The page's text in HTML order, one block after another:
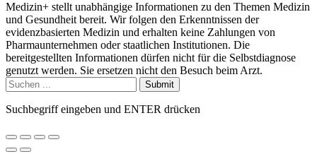
Medizin+ stellt unabhängige Informationen zu den Themen Medizin
und Gesundheit bereit. Wir folgen den Erkenntnissen der
evidenzbasierten Medizin und erhalten keine Zahlungen von
Pharmaunternehmen oder staatlichen Institutionen. Die
bereitgestellten Informationen dürfen nicht für die Selbstdiagnose
genutzt werden. Sie ersetzen nicht den Besuch beim Arzt.
Submit
Suchbegriff eingeben und ENTER drücken